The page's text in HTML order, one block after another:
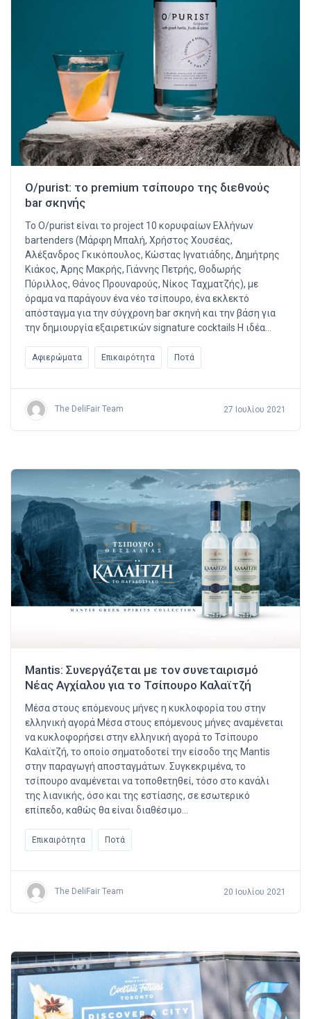
O/purist: το premium τσίπουρο της διεθνούς
bar σκηνής
Το O/purist είναι το project 10 κορυφαίων Ελλήνων
bartenders (Μάρφη Μπαλή, Χρήστος Χουσέας,
Αλέξανδρος Γκικόπουλος, Κώστας Ιγνατιάδης, Δημήτρης
Κιάκος, Άρης Μακρής, Γιάννης Πετρής, Θοδωρής
Πύριλλος, Θάνος Προυναρούς, Νίκος Ταχματζής), με
όραμα να παράγουν ένα νέο τσίπουρο, ένα εκλεκτό
απόσταγμα για την σύγχρονη bar σκηνή και την βάση για
την δημιουργία εξαιρετικών signature cocktails Η ιδέα…
Αφιερώματα Επικαιρότητα Ποτά
The DeliFair Team 27 Ιουλίου 2021
Mantis: Συνεργάζεται με τον συνεταιρισμό
Νέας Αγχίαλου για το Τσίπουρο Καλαϊτζή
Μέσα στους επόμενους μήνες η κυκλοφορία του στην
ελληνική αγορά Μέσα στους επόμενους μήνες αναμένεται
να κυκλοφορήσει στην ελληνική αγορά το Τσίπουρο
Καλαϊτζή, το οποίο σηματοδοτεί την είσοδο της Mantis
στην παραγωγή αποσταγμάτων. Συγκεκριμένα, το
τσίπουρο αναμένεται να τοποθετηθεί, τόσο στο κανάλι
της λιανικής, όσο και της εστίασης, σε εσωτερικό
επίπεδο, καθώς θα είναι διαθέσιμο…
Επικαιρότητα Ποτά
The DeliFair Team 20 Ιουλίου 2021